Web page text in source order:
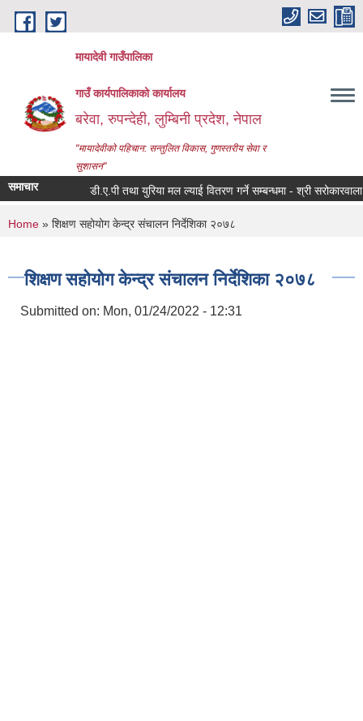
Skip to main content
मायादेवी गाउँपालिका
गाउँ कार्यपालिकाको कार्यालय
बरेवा, रुपन्देही, लुम्बिनी प्रदेश, नेपाल
"मायादेवीको पहिचान: सन्तुलित विकास, गुणस्तरीय सेवा र
सुशासन"
समाचार डी.ए.पी तथा युरिया मल ल्याई वितरण गर्ने सम्बन्धमा - श्री सरोकारवाला
You are here
Home » शिक्षण सहोयोग केन्द्र संचालन निर्देशिका २०७८
शिक्षण सहोयोग केन्द्र संचालन निर्देशिका २०७८
Submitted on: Mon, 01/24/2022 - 12:31